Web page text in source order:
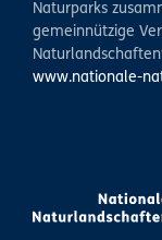
Naturparks
gemeinnützige
www.nationale-